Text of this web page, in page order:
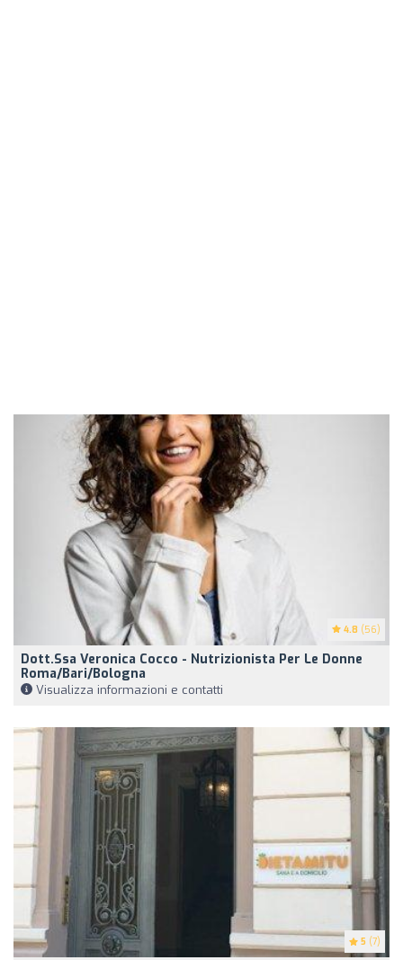
4.8 (56)
Dott.ssa Veronica Cocco - Nutrizionista Per Le Donne
Roma/Bari/Bologna
Visualizza informazioni e contatti
5 (7)